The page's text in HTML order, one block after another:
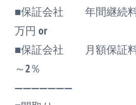
■保証会社 年間継続料
万円 or
■保証会社 月額保証料
～2％
―――――――